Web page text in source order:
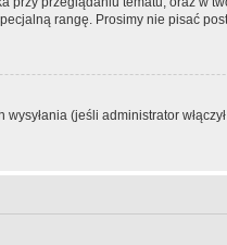
rangę. Prosimy nie pisać
(jeśli administrator